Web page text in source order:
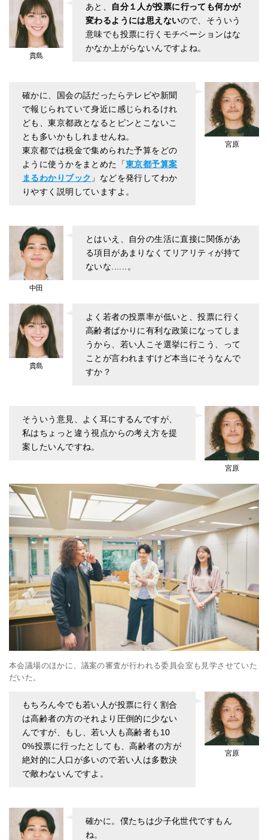
貴島
あと、
自分１人が投票に行っても何かが
変わるようには思えないので、そういう
意味でも投票に行くモチベーションはな
かなか上がらないんですよね。
宮原
確かに、国会の話だったらテレビや新聞
で報じられていて身近に感じられるけれ
ども、東京都政となるとピンとこないこ
とも多いかもしれませんね。
東京都では税金で集められた予算をどの
ように使うかをまとめた「東京都予算案
まるわかりブック 」などを発行してわか
りやすく説明していますよ。
中田
とはいえ、自分の生活に直接に関係があ
る項目があまりなくてリアリティが持て
ないな......。
貴島
よく若者の投票率が低いと、投票に行く
高齢者ばかりに有利な政策になってしま
うから、若い人こそ選挙に行こう、って
ことが言われますけど本当にそうなんで
すか？
宮原
そういう意見、よく耳にするんですが、
私はちょっと違う視点からの考え方を提
案したいんですね。
本会議場のほかに、議案の審査が行われる委員会室も見学させていた
だいた。
宮原
もちろん今でも若い人が投票に行く割合
は高齢者の方のそれより圧倒的に少ない
んですが、もし、若い人も高齢者も10
0%投票に行ったとしても、高齢者の方が
絶対的に人口が多いので若い人は多数決
で敵わないんですよ。
確かに。僕たちは少子化世代ですもん
ね。